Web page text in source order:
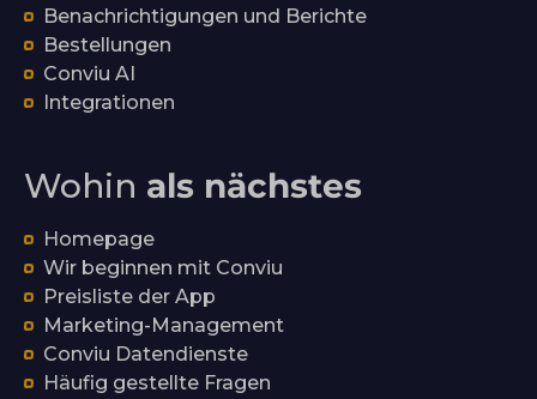
Benachrichtigungen und Berichte
Bestellungen
Conviu AI
Integrationen
Wohin als nächstes
Homepage
Wir beginnen mit Conviu
Preisliste der App
Marketing-Management
Conviu Datendienste
Häufig gestellte Fragen